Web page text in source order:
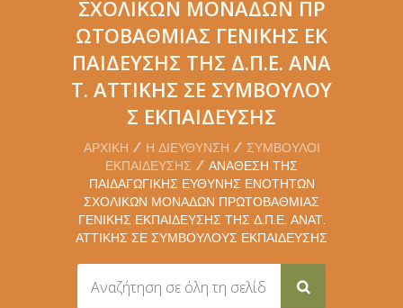
ΣΧΟΛΙΚΏΝ ΜΟΝΆΔΩΝ ΠΡ
ΩΤΟΒΆΘΜΙΑΣ ΓΕΝΙΚΉΣ ΕΚ
ΠΑΊΔΕΥΣΗΣ ΤΗΣ Δ.Π.Ε. ΑΝΑ
Τ. ΑΤΤΙΚΉΣ ΣΕ ΣΥΜΒΟΎΛΟΥ
Σ ΕΚΠΑΊΔΕΥΣΗΣ
ΑΡΧΙΚΉ Η ΔΙΕΎΘΥΝΣΗ
ΣΎΜΒΟΥΛΟΙ
ΕΚΠΑΊΔΕΥΣΗΣ
ΑΝΆΘΕΣΗ ΤΗΣ
ΠΑΙΔΑΓΩΓΙΚΉΣ ΕΥΘΎΝΗΣ ΕΝΟΤΉΤΩΝ
ΣΧΟΛΙΚΏΝ ΜΟΝΆΔΩΝ ΠΡΩΤΟΒΆΘΜΙΑΣ
ΓΕΝΙΚΉΣ ΕΚΠΑΊΔΕΥΣΗΣ ΤΗΣ Δ.Π.Ε. ΑΝΑΤ.
ΑΤΤΙΚΉΣ ΣΕ ΣΥΜΒΟΎΛΟΥΣ ΕΚΠΑΊΔΕΥΣΗΣ